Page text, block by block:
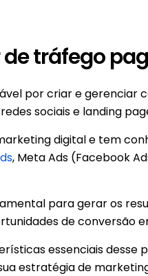
tráfego
por criar e gerenciar
sociais e landing
digital e tem
, Meta Ads (Facebook
para gerar os
de conversão
essenciais
estratégia de